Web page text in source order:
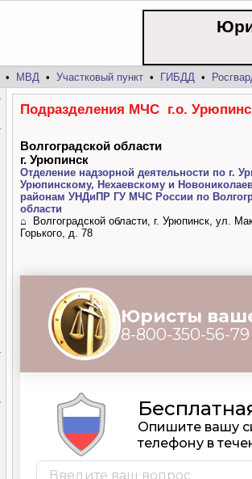
• МВД • Участковый пункт • ГИБДД •
Подразделения МЧС г.о.
Волгоградской области
г. Урюпинск
Отделение надзорной деятельности по г.
Урюпинскому, Нехаевскому и
районам УНДиПР ГУ МЧС России по
области
⌂ Волгоградской области, г. Урюпинск, ул.
Горького, д. 78